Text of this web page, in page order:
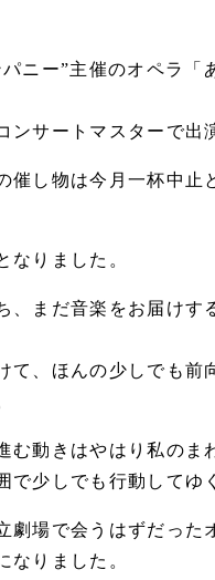
ニー”主催のオペラ「
ンサートマスターで出
催し物は今月一杯中止
なりました。
、まだ音楽をお届けす
て、ほんの少しでも前
む動きはやはり私のま
で少しでも行動してゆ
劇場で会うはずだった
なりました。